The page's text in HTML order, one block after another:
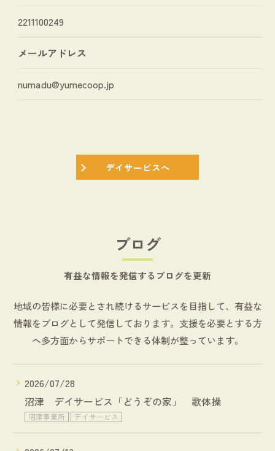
2211100249
メールアドレス
numadu@yumecoop.jp
デイサービスへ
有益な情報を発信するブログを更新
ブログ
地域の皆様に必要とされ続けるサービスを目指して、有益な
情報をブログとして発信しております。支援を必要とする方
へ多方面からサポートできる体制が整っています。
2026/07/28
沼津 デイサービス「どうぞの家」 歌体操
沼津事業所 デイサービス